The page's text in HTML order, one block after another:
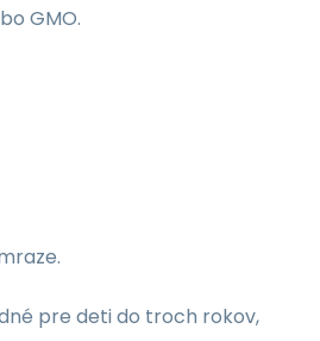
GMO.
pre deti do troch rokov,